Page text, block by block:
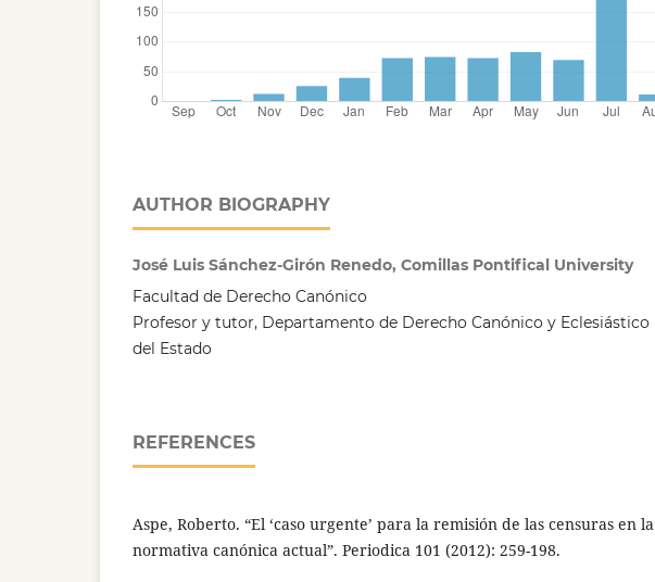
AUTHOR BIOGRAPHY
José Luis Sánchez-Girón Renedo, Comillas Pontifical University
Facultad de Derecho Canónico
Profesor y tutor, Departamento de Derecho Canónico y Eclesiástico
del Estado
REFERENCES
Aspe, Roberto. “El ‘caso urgente’ para la remisión de las censuras en la
normativa canónica actual”. Periodica 101 (2012): 259-198.